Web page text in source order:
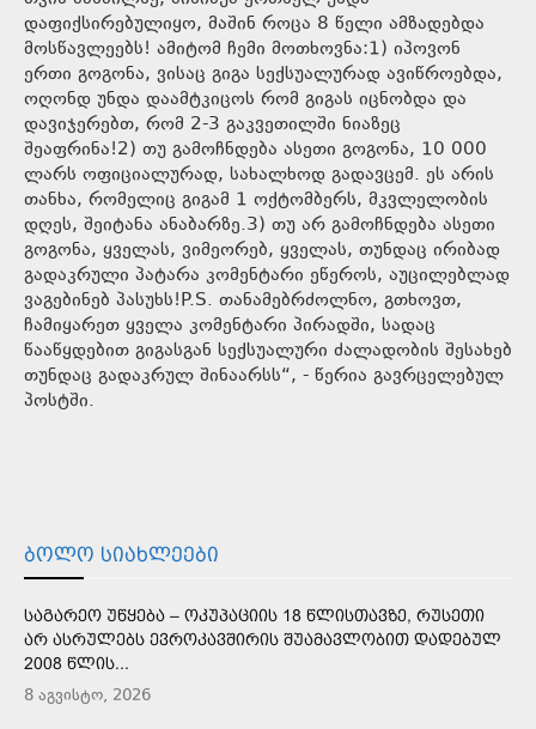
დაფიქსირებულიყო, მაშინ როცა 8 წელი ამზადებდა
მოსწავლეებს! ამიტომ ჩემი მოთხოვნა:1) იპოვონ
ერთი გოგონა, ვისაც გიგა სექსუალურად ავიწროებდა,
ოღონდ უნდა დაამტკიცოს რომ გიგას იცნობდა და
დავიჯერებთ, რომ 2-3 გაკვეთილში ნიაზეც
შეაფრინა!2) თუ გამოჩნდება ასეთი გოგონა, 10 000
ლარს ოფიციალურად, სახალხოდ გადავცემ. ეს არის
თანხა, რომელიც გიგამ 1 ოქტომბერს, მკვლელობის
დღეს, შეიტანა ანაბარზე.3) თუ არ გამოჩნდება ასეთი
გოგონა, ყველას, ვიმეორებ, ყველას, თუნდაც ირიბად
გადაკრული პატარა კომენტარი ეწეროს, აუცილებლად
ვაგებინებ პასუხს!P.S. თანამებრძოლნო, გთხოვთ,
ჩამიყარეთ ყველა კომენტარი პირადში, სადაც
წააწყდებით გიგასგან სექსუალური ძალადობის შესახებ
თუნდაც გადაკრულ შინაარსს“, - წერია გავრცელებულ
პოსტში.
ᲑᲝᲚᲝ ᲡᲘᲐᲮᲚᲔᲔᲑᲘ
ᲡᲐᲒᲐᲠᲔᲝ ᲣᲬᲧᲔᲑᲐ – ᲝᲙᲣᲞᲐᲪᲘᲘᲡ 18 ᲬᲚᲘᲡᲗᲐᲕᲖᲔ, ᲠᲣᲡᲔᲗᲘ
ᲐᲠ ᲐᲡᲠᲣᲚᲔᲑᲡ ᲔᲕᲠᲝᲙᲐᲕᲨᲘᲠᲘᲡ ᲨᲣᲐᲛᲐᲕᲚᲝᲑᲘᲗ ᲓᲐᲓᲔᲑᲣᲚ
2008 ᲬᲚᲘᲡ...
8 აგვისტო, 2026